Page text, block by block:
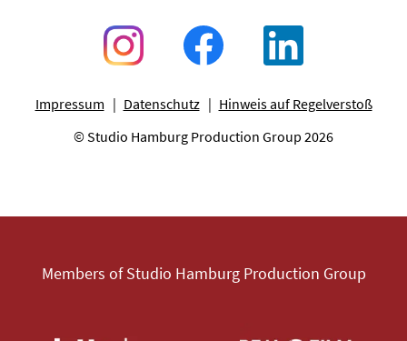
Impressum Datenschutz
Hinweis auf Regelverstoß
© Studio Hamburg Production Group 2026
Members of Studio Hamburg Production Group